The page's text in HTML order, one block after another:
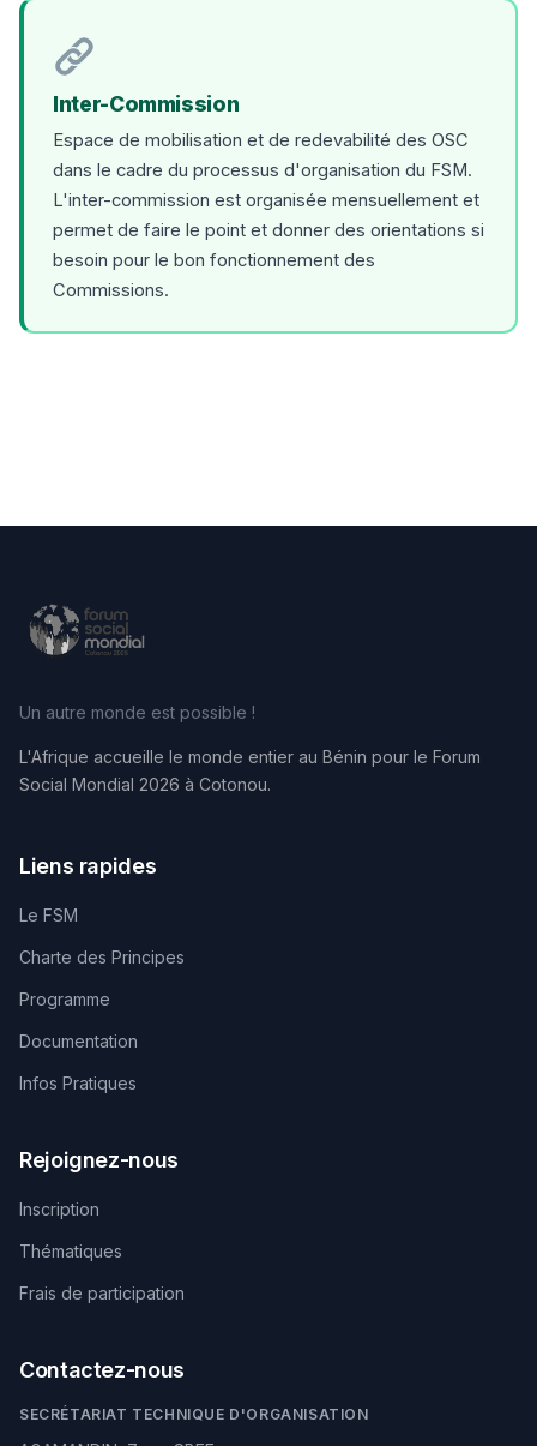
Inter-Commission
Espace de mobilisation et de redevabilité des OSC
dans le cadre du processus d'organisation du FSM.
L'inter-commission est organisée mensuellement et
permet de faire le point et donner des orientations si
besoin pour le bon fonctionnement des
Commissions.
Un autre monde est possible !
L'Afrique accueille le monde entier au Bénin pour le Forum
Social Mondial 2026 à Cotonou.
Liens rapides
Le FSM
Charte des Principes
Programme
Documentation
Infos Pratiques
Rejoignez-nous
Inscription
Thématiques
Frais de participation
Contactez-nous
SECRÉTARIAT TECHNIQUE D'ORGANISATION